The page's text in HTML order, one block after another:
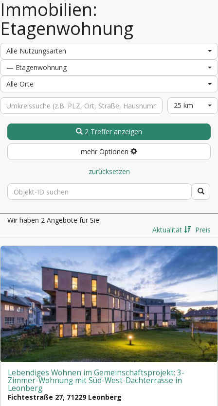
Immobilien:
Etagenwohnung
Alle Nutzungsarten
— Etagenwohnung
Alle Orte
25 km
2 Treffer anzeigen
mehr Optionen
zurücksetzen
Wir haben 2 Angebote für Sie
Aktualität
Preis
Lebendiges Wohnen im Gemeinschaftsprojekt: 3-
Zimmer-Wohnung mit Süd-West-Dachterrasse in
Leonberg
Fichtestraße 27, 71229 Leonberg